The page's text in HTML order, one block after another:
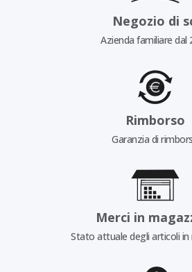
Negozio di
Azienda familiare dal
Rimborso
Garanzia di
Merci in
Stato attuale degli articoli